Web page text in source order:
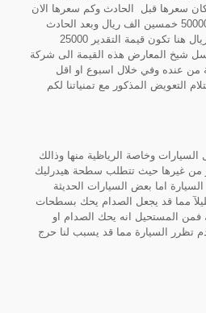
سعرها قبل الحادث وكم سعرها الان
بعد الحادث مثلآ قبل الحادث 50000 خمسين الف ريال وبعد الحادث
25000 خمسة وعشرين الف ريال هنا تكون قيمة التقدير 25000
شيخ المعارض هذه القيمة الى شركة
من عنده وفي خلال اسبوع او اقل
التعويض المذكور مع تمنياتنا لكم
وخاصة الرياظية منها وذالك
من غيرها حيث تتطلب سطحة هيدرليك
اما بعض السيارات الحديثة
مما قد يجعل الصدام يحك بسطحات
فمن المستحيل انه يحك الصدام او
تظرر السيارة مما قد يسبب لنا حرج